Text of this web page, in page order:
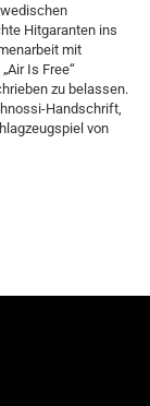
Hitgaranten ins
mit
Is Free“
zu belassen.
Handschrift,
von